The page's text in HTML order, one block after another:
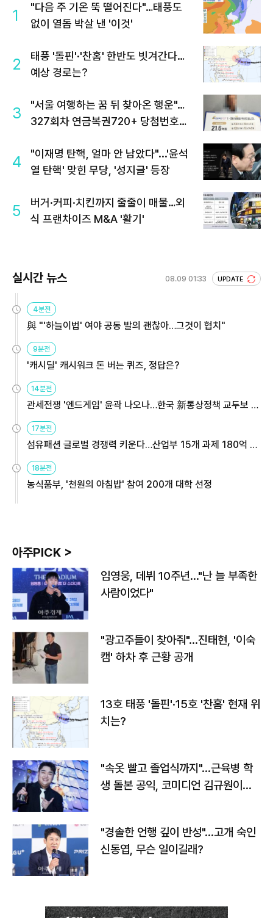
1
"다음 주 기온 뚝 떨어진다"…태풍도
없이 열돔 박살 낸 '이것'
2
태풍 '돌핀'·'찬홈' 한반도 빗겨간다…
예상 경로는?
3
"서울 여행하는 꿈 뒤 찾아온 행운"…
327회차 연금복권720+ 당첨번호조
4
"이재명 탄핵, 얼마 안 남았다"...'윤석
열 탄핵' 맞힌 무당, '성지글' 등장
5
버거·커피·치킨까지 줄줄이 매물…외
식 프랜차이즈 M&A '활기'
실시간 뉴스 08.09 01:33 UPDATE
4분전
與 "'하늘이법' 여야 공동 발의 괜찮아…그것이 협치"
9분전
'캐시딜' 캐시워크 돈 버는 퀴즈, 정답은?
14분전
관세전쟁 '엔드게임' 윤곽 나오나…한국 新통상정책 교두보 활
용해야
17분전
섬유패션 글로벌 경쟁력 키운다…산업부 15개 과제 180억 지
원
18분전
농식품부, '천원의 아침밥' 참여 200개 대학 선정
아주PICK >
임영웅, 데뷔 10주년…"난 늘 부족한
사람이었다"
"광고주들이 찾아줘"…진태현, '이숙
캠' 하차 후 근황 공개
13호 태풍 '돌핀'·15호 '찬홈' 현재 위
치는?
"속옷 빨고 졸업식까지"…근육병 학
생 돌본 공익, 코미디언 김규원이었
"경솔한 언행 깊이 반성"…고개 숙인
신동엽, 무슨 일이길래?